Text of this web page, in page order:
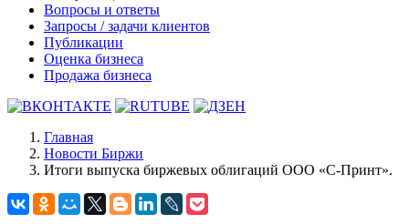
Вопросы и ответы
Запросы / задачи клиентов
Публикации
Оценка бизнеса
Продажа бизнеса
Главная
Новости Биржи
Итоги выпуска биржевых облигаций ООО «С-Принт».